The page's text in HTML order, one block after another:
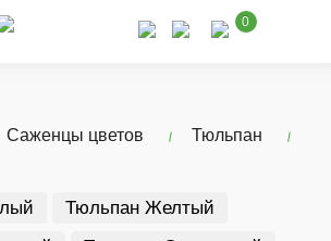
0
Саженцы цветов Тюльпан
Тюльпан Желтый